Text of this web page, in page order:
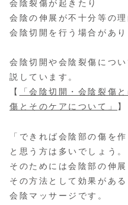
会陰裂傷が起きたり
会陰の伸展が不十分等の理
会陰切開を行う場合があり
会陰切開や会陰裂傷につ
説しています。
【
「会陰切開・会陰裂傷
傷とそのケアについて」
】
「できれば会陰部の傷を
と思う方は多いでしょう。
そのためには会陰部の伸
その方法として効果があ
会陰マッサージです。